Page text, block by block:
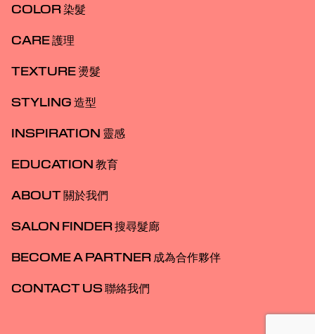
COLOR 染髮
CARE 護理
TEXTURE 燙髮
STYLING 造型
INSPIRATION 靈感
EDUCATION 教育
ABOUT 關於我們
SALON FINDER 搜尋髮廊
BECOME A PARTNER 成為合作夥伴
CONTACT US 聯絡我們